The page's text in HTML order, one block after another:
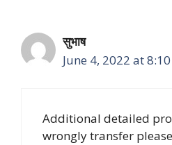
सुभाष
June 4, 2022 at
Additional detailed
wrongly transfer please